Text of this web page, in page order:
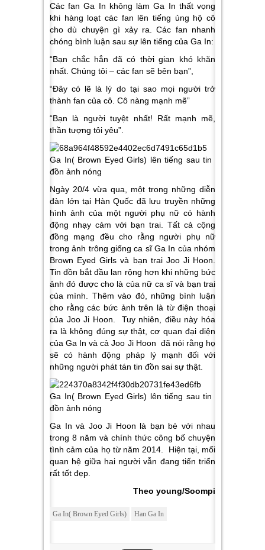
Các fan Ga In không làm Ga In thất vọng
khi hàng loạt các fan lên tiếng ủng hộ cô
cho dù chuyện gì xảy ra. Các fan nhanh
chóng bình luận sau sự lên tiếng của Ga In:
“Bạn chắc hẳn đã có thời gian khó khăn
nhất. Chúng tôi – các fan sẽ bên bạn”,
“Đây có lẽ là lý do tại sao mọi người trở
thành fan của cô. Cô nàng mạnh mẽ”
“Bạn là người tuyệt nhất! Rất mạnh mẽ,
thần tượng tôi yêu”.
Ngày 20/4 vừa qua, một trong những diễn
đàn lớn tại Hàn Quốc đã lưu truyền những
hình ảnh của một người phụ nữ có hành
động nhạy cảm với bạn trai. Tất cả cộng
đồng mạng đều cho rằng người phụ nữ
trong ảnh trông giống ca sĩ Ga In của nhóm
Brown Eyed Girls và bạn trai Joo Ji Hoon.
Tin đồn bắt đầu lan rộng hơn khi những bức
ảnh đó được cho là của nữ ca sĩ và bạn trai
của mình. Thêm vào đó, những bình luận
cho rằng các bức ảnh trên là từ điện thoại
của Joo Ji Hoon. Tuy nhiên, điều này hóa
ra là không đúng sự thật, cơ quan đại diện
của Ga In và cả Joo Ji Hoon đã nói rằng họ
sẽ có hành động pháp lý mạnh đối với
những người phát tán tin đồn sai sự thật.
Ga In và Joo Ji Hoon là bạn bè với nhau
trong 8 năm và chính thức công bố chuyện
tình cảm của họ từ năm 2014. Hiện tại, mối
quan hệ giữa hai người vẫn đang tiến triển
rất tốt đẹp.
Theo young/Soompi
Ga In( Brown Eyed Girls) Han Ga In